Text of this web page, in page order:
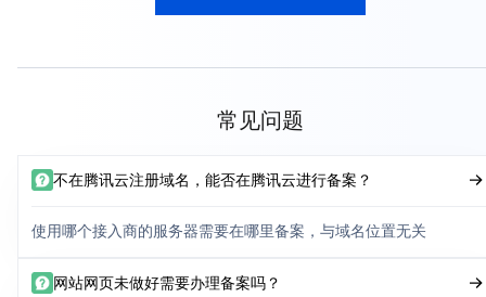
常见问题
不在腾讯云注册域名，能否在腾讯云进行备案？
使用哪个接入商的服务器需要在哪里备案，与域名位置无关
网站网页未做好需要办理备案吗？